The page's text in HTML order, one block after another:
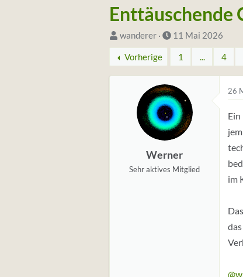
Enttäuschende
S
t
a
r
wanderer
D
a
t
u
m
S
t
a
r
t
11 Mai 2026
Vorherige 1 ... 4
Werner
Sehr aktives Mitglied
26
Ein
im